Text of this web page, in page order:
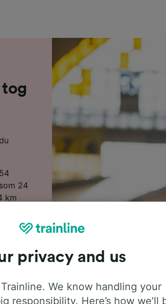
tog
24
km
på
denne
du
som
sikre
for å
privacy and us
We know handling your
responsibility. Here’s how we’ll